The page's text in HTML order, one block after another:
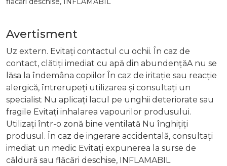
Avertisment
Uz extern. Evitați contactul cu ochii. În caz de
contact, clătiți imediat cu apă din abundențăA nu se
lăsa la îndemâna copiilor În caz de iritație sau reacție
alergică, întrerupeți utilizarea și consultați un
specialist Nu aplicați lacul pe unghii deteriorate sau
fragile Evitați inhalarea vapourilor produsului.
Utilizați într-o zonă bine ventilată Nu înghițiți
produsul. În caz de ingerare accidentală, consultați
imediat un medic Evitați expunerea la surse de
căldură sau flăcări deschise, INFLAMABIL